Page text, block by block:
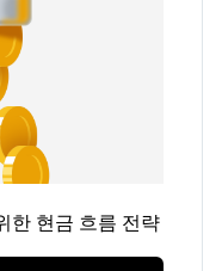
한 현금 흐름 전략